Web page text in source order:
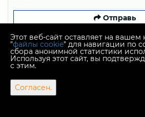
Отправь
Фиксированный курс конвертации 1
Web Design & Powered by
Этот веб-сайт оставляет на
"файлы cookie" для навигации по
сбора анонимной статистики
Используя этот сайт, вы
с этим.
Согласен.